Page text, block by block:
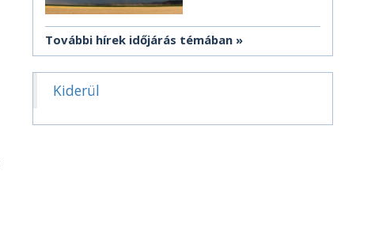
További hírek időjárás témában
Kiderül